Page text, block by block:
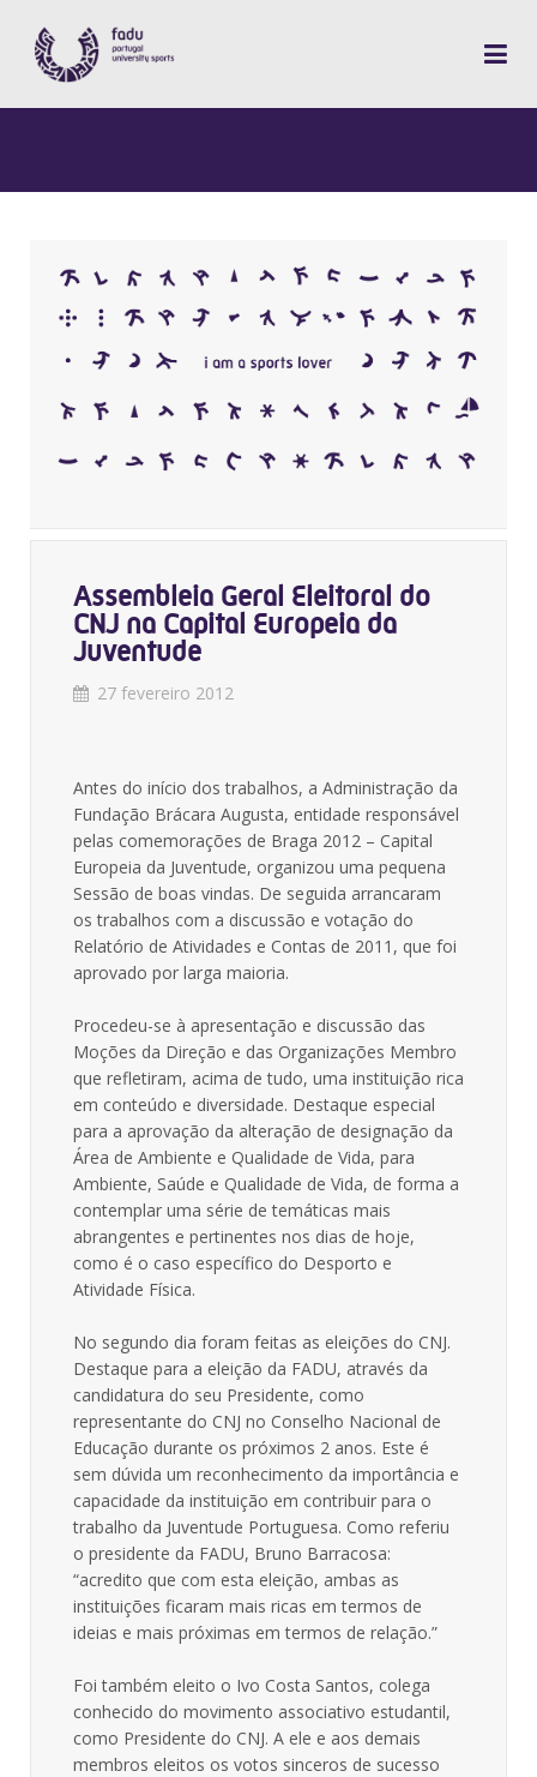
Assembleia Geral Eleitoral do
CNJ na Capital Europeia da
Juventude
27 fevereiro 2012
Antes do início dos trabalhos, a Administração da
Fundação Brácara Augusta, entidade responsável
pelas comemorações de Braga 2012 – Capital
Europeia da Juventude, organizou uma pequena
Sessão de boas vindas. De seguida arrancaram
os trabalhos com a discussão e votação do
Relatório de Atividades e Contas de 2011, que foi
aprovado por larga maioria.
Procedeu-se à apresentação e discussão das
Moções da Direção e das Organizações Membro
que refletiram, acima de tudo, uma instituição rica
em conteúdo e diversidade. Destaque especial
para a aprovação da alteração de designação da
Área de Ambiente e Qualidade de Vida, para
Ambiente, Saúde e Qualidade de Vida, de forma a
contemplar uma série de temáticas mais
abrangentes e pertinentes nos dias de hoje,
como é o caso específico do Desporto e
Atividade Física.
No segundo dia foram feitas as eleições do CNJ.
Destaque para a eleição da FADU, através da
candidatura do seu Presidente, como
representante do CNJ no Conselho Nacional de
Educação durante os próximos 2 anos. Este é
sem dúvida um reconhecimento da importância e
capacidade da instituição em contribuir para o
trabalho da Juventude Portuguesa. Como referiu
o presidente da FADU, Bruno Barracosa:
“acredito que com esta eleição, ambas as
instituições ficaram mais ricas em termos de
ideias e mais próximas em termos de relação.”
Foi também eleito o Ivo Costa Santos, colega
conhecido do movimento associativo estudantil,
como Presidente do CNJ. A ele e aos demais
membros eleitos os votos sinceros de sucesso